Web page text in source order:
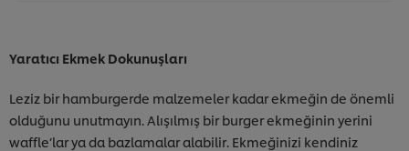
Yaratıcı Ekmek Dokunuşları
Leziz bir hamburgerde malzemeler kadar ekmeğin de önemli
olduğunu unutmayın. Alışılmış bir burger ekmeğinin yerini
waffle’lar ya da bazlamalar alabilir. Ekmeğinizi kendiniz